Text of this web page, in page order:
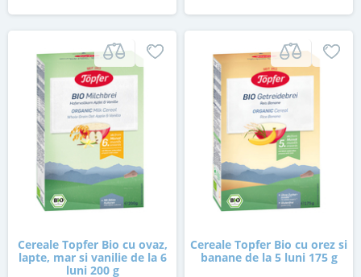
Cereale Topfer Bio cu ovaz,
lapte, mar si vanilie de la 6
luni 200 g
Cereale Topfer Bio cu orez si
banane de la 5 luni 175 g